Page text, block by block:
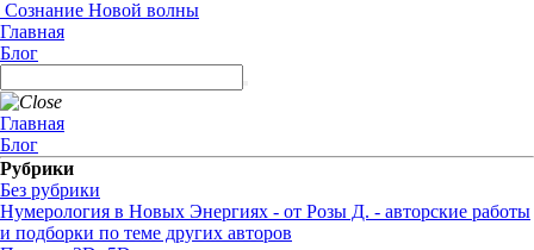
Сознание Новой волны
Главная
Блог
Главная
Блог
Рубрики
Без рубрики
Нумерология в Новых Энергиях - от Розы Д. - авторские работы
и подборки по теме других авторов